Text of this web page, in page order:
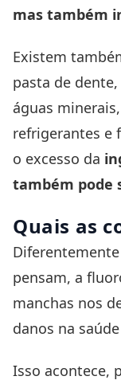
mas também
Existem
pasta de
águas
refrigerantes e
o excesso da
também pode
Quais as
pensam, a
manchas nos
danos na
Isso acontece,